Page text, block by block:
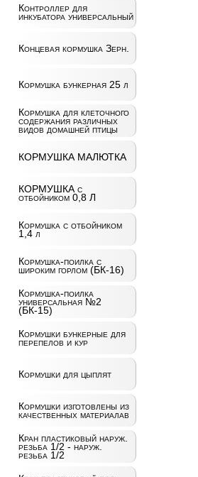
Контроллер для
инкубатора универсальный
Концевая кормушка Зерн.
Кормушка бункерная 25 л
Кормушка для клеточного
содержания различных
видов домашней птицы
КОРМУШКА МАЛЮТКА
КОРМУШКА с
отбойником 0,8 Л
Кормушка с отбойником
1,4 л
Кормушка-поилка с
широким горлом (БК-16)
Кормушка-поилка
универсальная №2
(БК-15)
Кормушки бункерные для
перепелов и кур
Кормушки для цыплят
Кормушки изготовлены из
качественных материалав
Кран пластиковый наруж.
резьба 1/2 - наруж.
резьба 1/2